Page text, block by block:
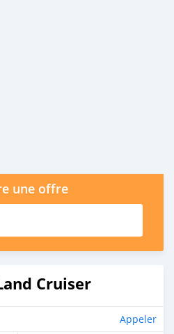
une offre
Cruiser
Appeler